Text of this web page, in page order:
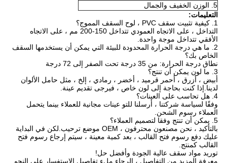
5. الوزن الخفيف والجمال
التعليمات:
1. كيفية تثبيت سقف PVC ، لوح السقف المموج؟
التداخل ، على الاتجاه العمودي تتداخل 150-200 مم ، على الاتجاه
الأفقي تتداخل موجة واحدة.
2. ما هي درجة الحرارة المحدودة للبيئة التي يمكن أن يستخدمها السقف
الخاص بك؟
نطاق درجة الحرارة: من 35 درجة تحت الصفر إلى 72 درجة
3. ما لون يمكن أن تنتج؟
أبيض ، أزرق ، أحمر قرميد ، أخضر ، رمادي ، إلخ ، مثل حامل الألوان
لدينا.إذا كنت بحاجة إلى لون خاص ، فيرجى تقديم عينة.
4. هل تحاسب على العينات؟
وفقًا لسياسة شركتنا ، أرسلنا للتو عينات مجانية للعملاء بينما يتحمل
العملاء رسوم الشحن.
5. يمكن أن تنتج وفقا لتصميم العملاء؟
بالتأكيد ، نحن مصنعون محترفون ، OEM موضع ترحيب.لكن في البداية
عليك دفع رسوم فتح القالب ، بعد كمية معينة ، سيتم إرجاع رسوم فتح
القالب كمنتج.
توريد مواد سقف عالية الجودة وأفضل حل!
معرفة المزيد من التفاصيل ، الرجاء ملء تفاصيل الاستفسار على النحو